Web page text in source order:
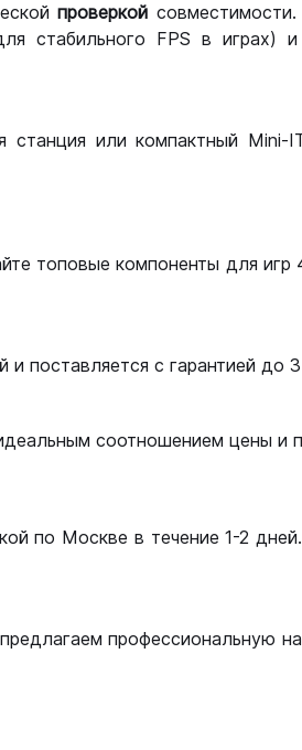
проверкой
стабильного FPS в играх) и
станция или компактный
топовые компоненты для
и поставляется с гарантией до
соотношением цены и
по Москве в течение 1-2
профессиональную